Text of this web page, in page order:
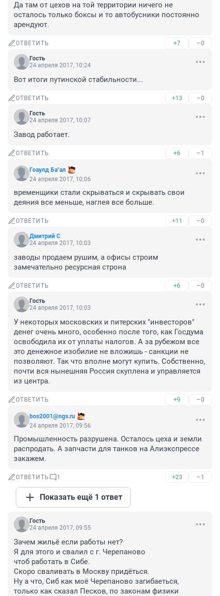
Да там от цехов на той территории ничего не
осталось только боксы и то автобусники постоянно
арендуют.
ОТВЕТИТЬ +7 –0
Гость
24 апреля 2017, 10:24
Вот итоги путинской стабильности...
ОТВЕТИТЬ +13 –0
Гость
24 апреля 2017, 10:07
Завод работает.
ОТВЕТИТЬ +6 –1
Гоаулд Ба"ал
24 апреля 2017, 10:06
временщики стали скрываться и скрывать свои
деяния все меньше, наглея все больше.
ОТВЕТИТЬ +11 –0
Дмитрий С
24 апреля 2017, 10:03
заводы продаем рушим, а офисы строим
замечательно ресурсная строна
ОТВЕТИТЬ +6 –0
Гость
24 апреля 2017, 10:03
У некоторых московских и питерских "инвесторов"
денег очень много, особенно после того, как Госдума
освободила их от уплаты налогов. А за рубежом все
это денежное изобилие не вложишь - санкции не
позволяют. Так что вполне могут купить. Собственно,
почти вся нынешняя Россия скуплена и управляется
из центра.
ОТВЕТИТЬ +9 –0
bos2001@ngs.ru
24 апреля 2017, 09:56
Промышленность разрушена. Осталось цеха и земли
распродать. А запчасти для танков на Алиэкспрессе
закажем.
ОТВЕТИТЬ 1 +23 –1
Показать ещё 1 ответ
Гость
24 апреля 2017, 09:55
Зачем жильё если работы нет?
Я для этого и свалил с г. Черепаново
чтоб работать в Сибе.
Скоро сваливать в Москву придёться.
Ну а что, Сиб как моё Черепаново загибаеться,
только как сказал Песков, по законам физики